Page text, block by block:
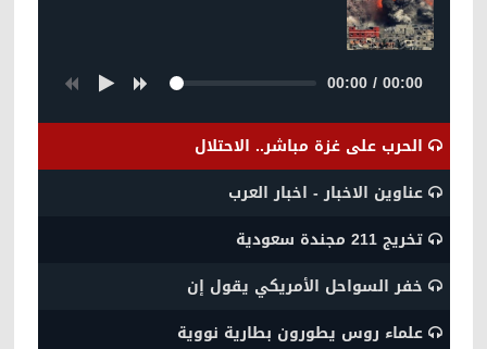
00:00/00:00
الحرب على غزة مباشر.. الاحتلال
عناوين الاخبار - اخبار العرب
تخريج 211 مجندة سعودية
خفر السواحل الأمريكي يقول إن
علماء روس يطورون بطارية نووية